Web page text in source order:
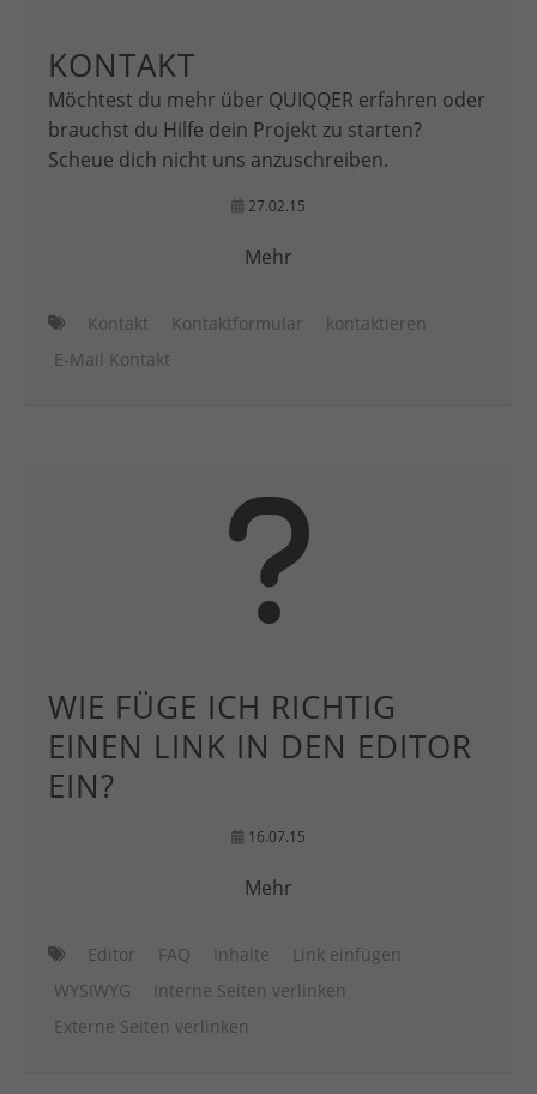
KONTAKT
Möchtest du mehr über QUIQQER erfahren oder
brauchst du Hilfe dein Projekt zu starten?
Scheue dich nicht uns anzuschreiben.
27.02.15
Mehr
Kontakt Kontaktformular
kontaktieren
E-Mail Kontakt
WIE FÜGE ICH RICHTIG
EINEN LINK IN DEN EDITOR
EIN?
16.07.15
Mehr
Editor FAQ Inhalte
Link einfügen
WYSIWYG
Interne Seiten verlinken
Externe Seiten verlinken